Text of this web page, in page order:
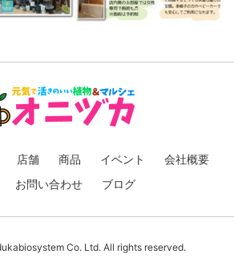
店舗 商品 イベント
会社概要
お問い合わせ ブログ
Co. Ltd. All rights reserved.